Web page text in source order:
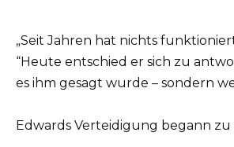
„Seit Jahren hat nichts
“Heute entschied er sich zu
es ihm gesagt wurde – sondern
Edwards Verteidigung begann